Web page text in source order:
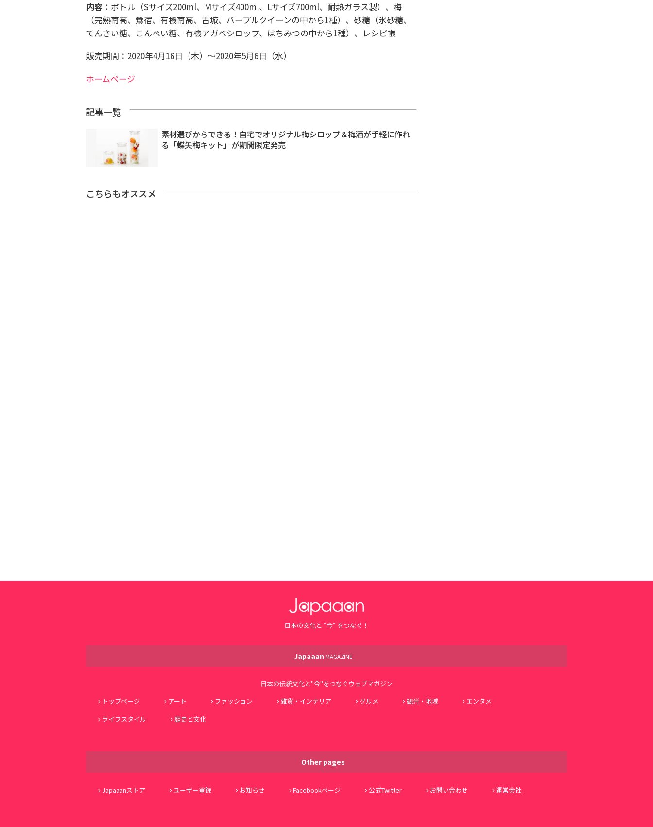
内容 ：ボトル（Sサイズ200ml、Mサイズ400ml、Lサイズ700ml、耐熱ガラス製） 、梅
（完熟南高、鶯宿、有機南高、古城、パープルクイーンの中から1種）、 砂糖（氷砂糖、
てんさい糖、こんぺい糖、有機アガベシロップ、はちみつの中から1種）、 レシピ帳
販売期間：2020年4月16日（木）～2020年5月6日（水）
ホームページ
記事一覧
素材選びからできる！自宅でオリジナル梅シロップ＆梅酒が手軽に作れ
る「蝶矢梅キット」が期間限定発売
こちらもオススメ
日本の文化と ”今” をつなぐ！
Japaaan MAGAZINE
日本の伝統文化と"今"をつなぐウェブマガジン
トップページ
アート ファッション 雑貨・インテリア グルメ 観光・地域
エンタメ
ライフスタイル
歴史と文化
Other pages
Japaaanストア ユーザー登録 お知らせ Facebookページ 公式Twitter お問い合わせ 運営会社